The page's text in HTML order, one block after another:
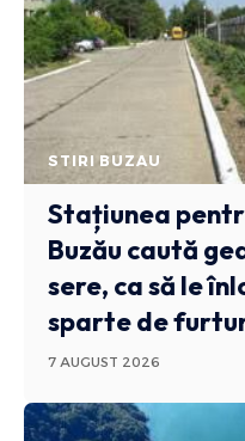
STIRI BUZAU
Stațiunea
Buzău caută
sere, ca să le
sparte de
7 AUGUST 2026